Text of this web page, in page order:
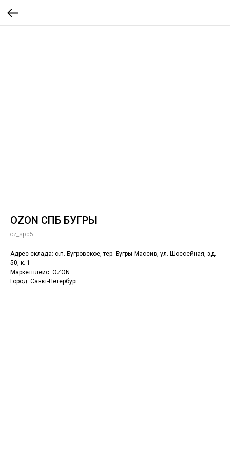
OZON СПБ БУГРЫ
oz_spb5
Адрес склада: с.п. Бугровское, тер. Бугры Массив, ул. Шоссейная, зд.
50, к. 1
Маркетплейс: OZON
Город: Санкт-Петербург